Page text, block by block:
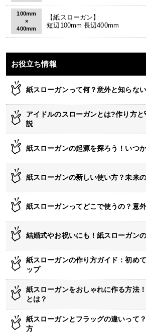
100mm
×
400mm
【紙スローガン】
短辺100mm 長辺400mm
お役立ち情報
紙スローガンって何？意外と知らな
アイドルのスローガンとは?作り方
説
紙スローガンの起源を探ろう！いつ
紙スローガンの新しい使い方？未来
紙スローガンってどこで使うの？意
結婚式やお祝いにも！紙スローガン
紙スローガンの作り方ガイド：初め
ップ
紙スローガンをおしゃれに作る方法
とは？
紙スローガンとフラッグの違いって
方